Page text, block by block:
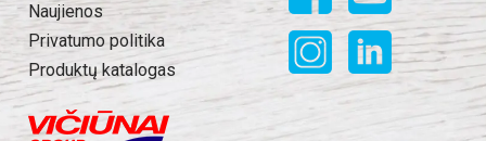
Naujienos
Privatumo politika
Produktų katalogas